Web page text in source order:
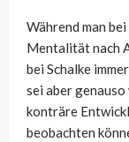
Während man
Mentalität nach
bei Schalke
sei aber
konträre
beobachten